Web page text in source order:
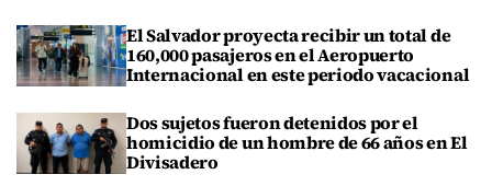
El Salvador proyecta recibir un total de
160,000 pasajeros en el Aeropuerto
Internacional en este periodo vacacional
Dos sujetos fueron detenidos por el
homicidio de un hombre de 66 años en El
Divisadero